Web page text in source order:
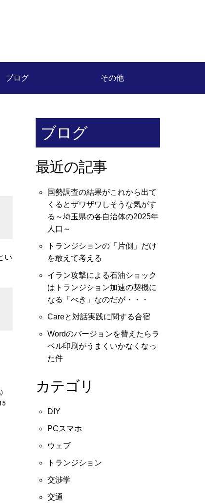
ブログ その他
い
ブログ
最近の記事
国勢調査の結果がこれから出て
くるとザワザワしそうな気がす
る～埼玉県の各自治体の2025年
人口～
トランジションの「片側」だけ
を敢えて考える
イラン攻撃による石油ショック
はトランジション加速の契機に
なる「べき」なのだが・・・
Careと対話実践に関する合宿
Wordのバージョンを替えたらラ
ベル印刷がうまくいかなくなっ
た件
カテゴリ
DIY
PCスマホ
ウェブ
トランジション
交渉学
交通